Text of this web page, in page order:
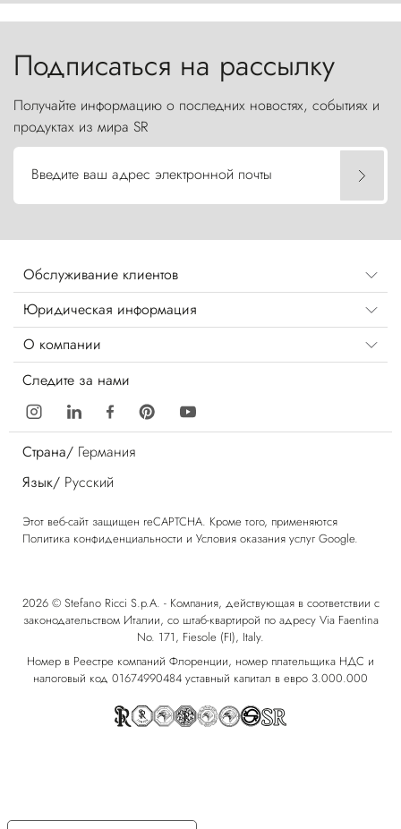
Торрес-дель-Пайне, словно каменные стражи,
Подписаться на рассылку
Получайте информацию о последних новостях, событиях и
продуктах из мира SR
Введите ваш адрес электронной почты
Обслуживание клиентов
Юридическая информация
О компании
Следите за нами
Страна/ Германия
Язык/ Русский
Этот веб-сайт защищен reCAPTCHA. Кроме того, применяются
Политика конфиденциальности и Условия оказания услуг Google.
2026 © Stefano Ricci S.p.A. - Компания, действующая в соответствии с
законодательством Италии, со штаб-квартирой по адресу Via Faentina
No. 171, Fiesole (FI), Italy.
Номер в Реестре компаний Флоренции, номер плательщика НДС и
налоговый код 01674990484 уставный капитал в евро 3.000.000